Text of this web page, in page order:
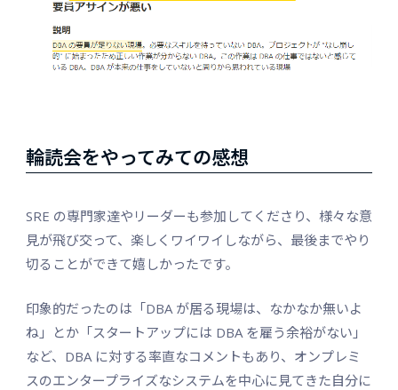
輪読会をやってみての感想
SRE の専門家達やリーダーも参加してくださり、様々な意
見が飛び交って、楽しくワイワイしながら、最後までやり
切ることができて嬉しかったです。
印象的だったのは「DBA が居る現場は、なかなか無いよ
ね」とか「スタートアップには DBA を雇う余裕がない」
など、DBA に対する率直なコメントもあり、オンプレミ
スのエンタープライズなシステムを中心に見てきた自分に